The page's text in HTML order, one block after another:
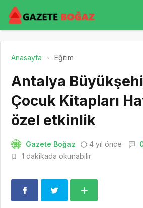
Anasayfa Eğitim
Antalya
Çocuk Kitapları
özel etkinlik
Gazete Boğaz 4 yıl önce
1 dakikada okunabilir